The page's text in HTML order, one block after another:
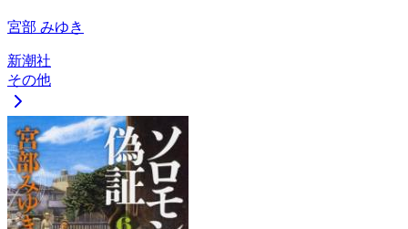
宮部 みゆき
新潮社
その他